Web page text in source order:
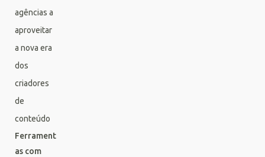
Ferrament
as com